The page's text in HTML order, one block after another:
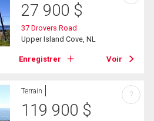
27 900 $
37 Drovers Road
Upper Island Cove, NL
Enregistrer Voir
Terrain
119 900 $
?